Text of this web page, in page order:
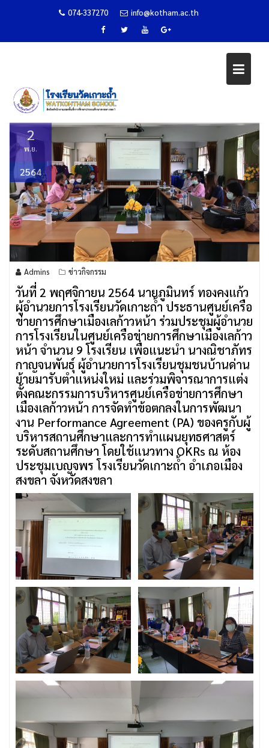
074-337270 info@kotham.ac.th
ประชุมศูนย์เครือข่ายการศึกษาเมือง
ประชุมศูนย์เครือข่ายการศึกษาเมืองเลก้าวหน้าครั้งที่ 1/2564
2
พ.ย.
2564
Admins ข่าวกิจกรรม
วันที่ 2 พฤศจิกายน 2564 นายภูมินทร์ ทองคงแก้ว
ผู้อำนวยการโรงเรียนวัดเกาะถ้ำ ประธานศูนย์เครือ
ข่ายการศึกษาเมืองเลก้าวหน้า ร่วมประชุมผู้อำนวย
การโรงเรียนในศูนย์เครือข่ายการศึกษาเมืองเลก้าว
หน้า จำนวน 9 โรงเรียน เพื่อแนะนำ นางณิชาภัทร
กาญจนพันธ์ุ ผู้อำนวยการโรงเรียนชุมชนบ้านด่าน
ย้ายมารับตำแหน่งใหม่ และร่วมพิจารณาการแต่ง
ตั้งคณะกรรมการบริหารศูนย์เครือข่ายการศึกษา
เมืองเลก้าวหน้า การจัดทำข้อตกลงในการพัฒนา
งาน Performance Agreement (PA) ของครูกับผู้
บริหารสถานศึกษาและการทำแผนยุทธศาสตร์
ระดับสถานศึกษา โดยใช้แนวทาง OKRs ณ ห้อง
ประชุมเบญจพร โรงเรียนวัดเกาะถ้ำ อำเภอเมือง
สงขลา จังหวัดสงขลา